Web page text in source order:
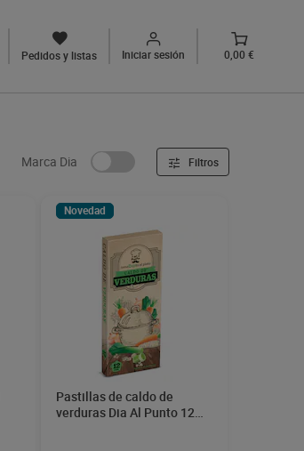
Pedidos y listas Iniciar sesión 0,00 €
Marca Dia Filtros
Novedad
Pastillas de caldo de
verduras Dia Al Punto 12